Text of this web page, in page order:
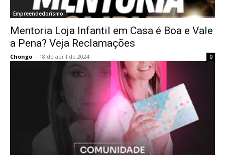
Empreendedorismo
Mentoria Loja Infantil em Casa é Boa e Vale
a Pena? Veja Reclamações
Chongo - 18 de abril de 2024 0